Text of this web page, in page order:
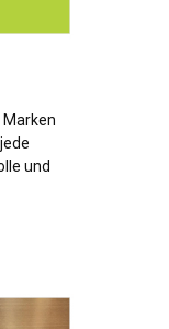
und